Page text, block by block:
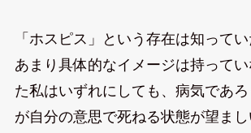
「ホスピス」という存在は知ってい
あまり具体的なイメージは持って
た私はいずれにしても、病気であ
が自分の意思で死ねる状態が望ま